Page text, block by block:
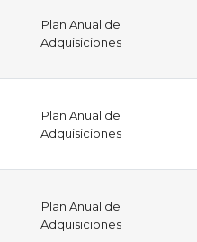
Plan Anual de
Adquisiciones
Plan Anual de
Adquisiciones
Plan Anual de
Adquisiciones